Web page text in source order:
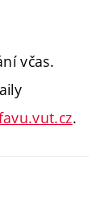
včas.
.